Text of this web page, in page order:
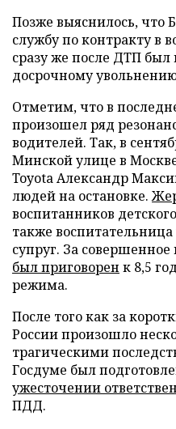
Позже выяснилось, что
службу по контракту в
сразу же после ДТП был
досрочному
Отметим, что в
произошел ряд
водителей. Так, в
Минской улице в
Toyota Александр
людей на остановке.
воспитанников
также
супруг. За
был приговорен к 8,5
режима.
После того как за
России произошло
трагическими
Госдуме был
ужесточении
ПДД.